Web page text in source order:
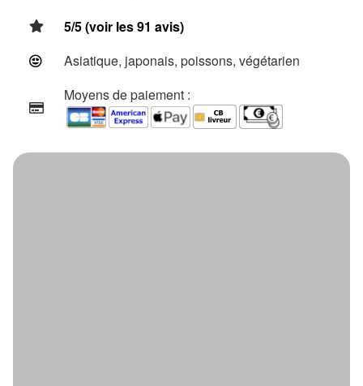
5/5 (voir les 91 avis)
Asiatique, japonais, poissons, végétarien
Moyens de paiement :